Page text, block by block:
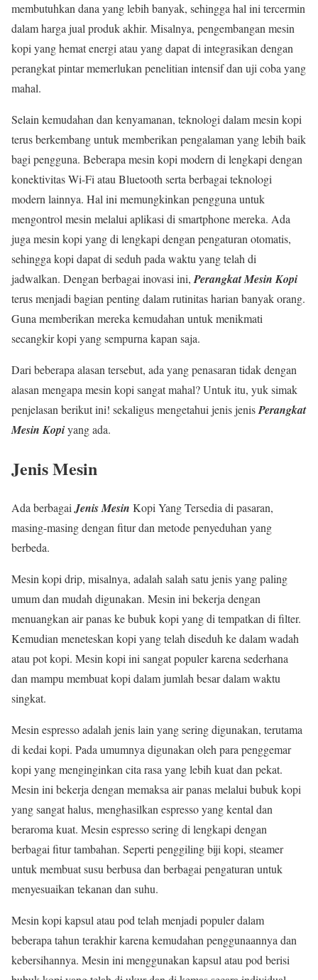
membutuhkan dana yang lebih banyak, sehingga hal ini tercermin
dalam harga jual produk akhir. Misalnya, pengembangan mesin
kopi yang hemat energi atau yang dapat di integrasikan dengan
perangkat pintar memerlukan penelitian intensif dan uji coba yang
mahal.
Selain kemudahan dan kenyamanan, teknologi dalam mesin kopi
terus berkembang untuk memberikan pengalaman yang lebih baik
bagi pengguna. Beberapa mesin kopi modern di lengkapi dengan
konektivitas Wi-Fi atau Bluetooth serta berbagai teknologi
modern lainnya. Hal ini memungkinkan pengguna untuk
mengontrol mesin melalui aplikasi di smartphone mereka. Ada
juga mesin kopi yang di lengkapi dengan pengaturan otomatis,
sehingga kopi dapat di seduh pada waktu yang telah di
jadwalkan. Dengan berbagai inovasi ini, Perangkat Mesin Kopi
terus menjadi bagian penting dalam rutinitas harian banyak orang.
Guna memberikan mereka kemudahan untuk menikmati
secangkir kopi yang sempurna kapan saja.
Dari beberapa alasan tersebut, ada yang penasaran tidak dengan
alasan mengapa mesin kopi sangat mahal? Untuk itu, yuk simak
penjelasan berikut ini! sekaligus mengetahui jenis jenisPerangkat
Mesin Kopiyang ada.
Jenis Mesin
Ada berbagai Jenis Mesin Kopi Yang Tersedia di pasaran,
masing-masing dengan fitur dan metode penyeduhan yang
berbeda.
Mesin kopi drip, misalnya, adalah salah satu jenis yang paling
umum dan mudah digunakan. Mesin ini bekerja dengan
menuangkan air panas ke bubuk kopi yang di tempatkan di filter.
Kemudian meneteskan kopi yang telah diseduh ke dalam wadah
atau pot kopi. Mesin kopi ini sangat populer karena sederhana
dan mampu membuat kopi dalam jumlah besar dalam waktu
singkat.
Mesin espresso adalah jenis lain yang sering digunakan, terutama
di kedai kopi. Pada umumnya digunakan oleh para penggemar
kopi yang menginginkan cita rasa yang lebih kuat dan pekat.
Mesin ini bekerja dengan memaksa air panas melalui bubuk kopi
yang sangat halus, menghasilkan espresso yang kental dan
beraroma kuat. Mesin espresso sering di lengkapi dengan
berbagai fitur tambahan. Seperti penggiling biji kopi, steamer
untuk membuat susu berbusa dan berbagai pengaturan untuk
menyesuaikan tekanan dan suhu.
Mesin kopi kapsul atau pod telah menjadi populer dalam
beberapa tahun terakhir karena kemudahan penggunaannya dan
kebersihannya. Mesin ini menggunakan kapsul atau pod berisi